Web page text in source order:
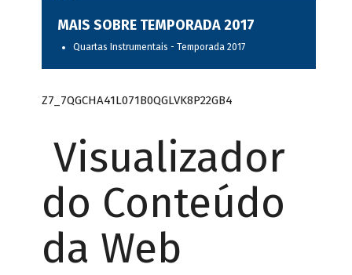
MAIS SOBRE TEMPORADA 2017
Quartas Instrumentais - Temporada 2017
Z7_7QGCHA41L071B0QGLVK8P22GB4
Visualizador
do Conteúdo
da Web